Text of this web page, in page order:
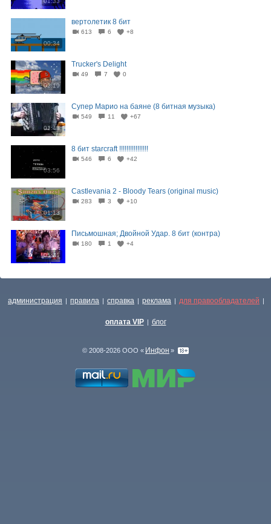
00:34
вертолетик 8 бит
613 6 +8
02:19
Trucker's Delight
49 7 0
01:43
Супер Марио на баяне (8 битная музыка)
549 11 +67
03:56
8 бит starcraft !!!!!!!!!!!!!!!!
546 6 +42
01:13
Castlevania 2 - Bloody Tears (original music)
283 3 +10
05:31
Письмошная; Двойной Удар. 8 бит (контра)
180 1 +4
администрация | правила | справка | реклама | для правообладателей |
оплата VIP | блог
© 2008-2026 ООО « Инфон »